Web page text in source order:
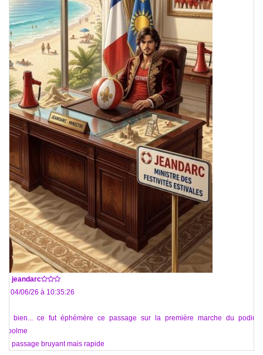
jeandarc
Le 04/06/26 à 10:35:26
Eh bien... ce fut éphémère ce passage sur la première marche du podium
@polme
Un passage bruyant mais rapide